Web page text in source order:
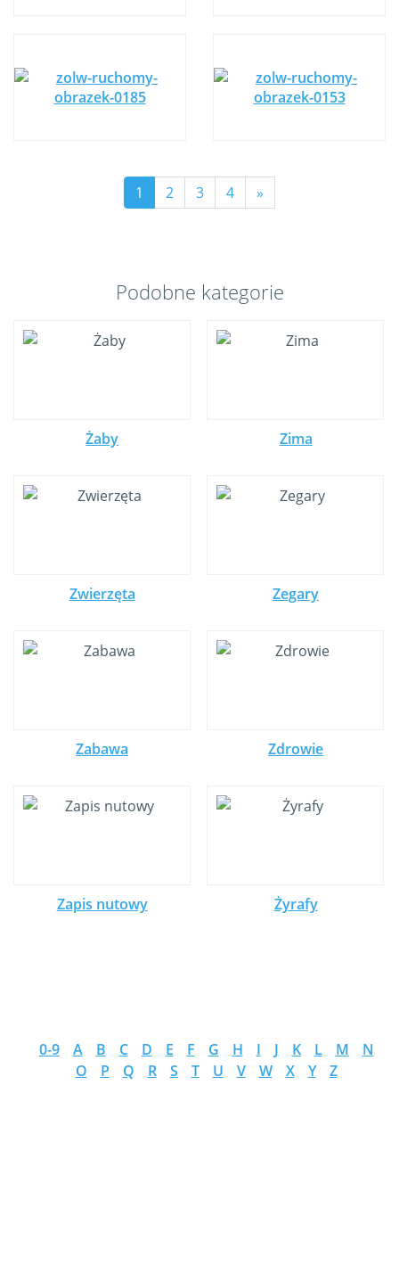
1 2 3 4 »
Podobne kategorie
Żaby Zima
Zwierzęta Zegary
Zabawa Zdrowie
Zapis nutowy Żyrafy
0-9 A B C D E F G H I J K L M
N
O
P Q R S T U V W X Y Z